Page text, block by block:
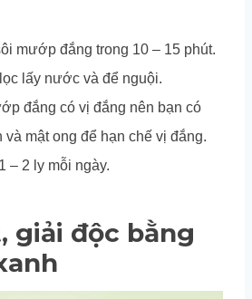
mướp đắng trong 10 – 15 phút.
lấy nước và để nguội.
đắng có vị đắng nên bạn có
và mật ong để hạn chế vị đắng.
– 2 ly mỗi ngày.
giải độc bằng